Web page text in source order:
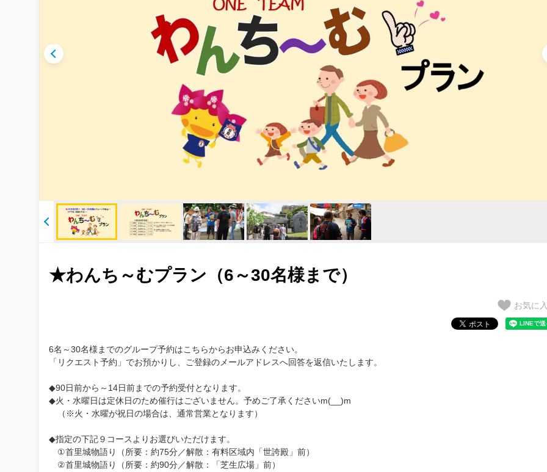
★わんち～むプラン（6～30名様まで）
お気に
6名～30名様までのグループ予約はこちらからお申込みください。
「リクエスト予約」でお預かりし、ご登録のメールアドレスへ回答を返信いたします。
◆90日前から～14日前までの予約受付となります。
◆火・水曜日は定休日のため催行はございません。予めご了承くださいm(__)m
（※火・水曜が祝日の場合は、通常営業となります）
◆指定の下記９コースよりお選びいただけます。
①首里城物語り（所要：約75分／解散：有料区域内「世誇殿」前）
②首里城物語り（所要：約90分／解散：「芝生広場」前）